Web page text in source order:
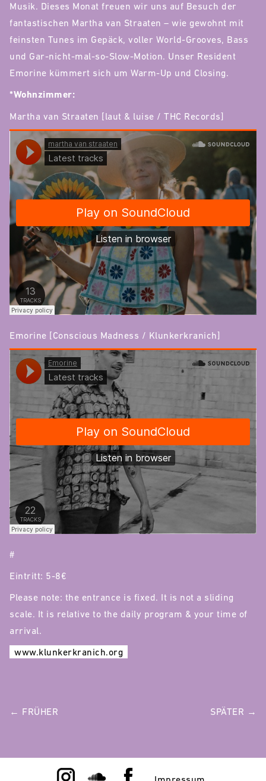
Musik. Dieses Monat freuen wir uns auf Besuch der
fantastischen Martha van Straaten – wie gewohnt mit
feinsten Tunes im Gepäck, voller World-Grooves, Bass
und Gar-nicht-mal-so-Slow-Motion. Unser Resident
Emorine kümmert sich um Warm-Up und Closing.
*Wohnzimmer:
Martha van Straaten [laut & luise / THC Records]
Emorine [Conscious Madness / Klunkerkranich]
#
Eintritt: 5-8€
Please note: the entrance is fixed. It is not a sliding
scale. It is relative to the daily program & your time of
arrival.
www.klunkerkranich.org
POST
← FRÜHER SPÄTER →